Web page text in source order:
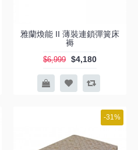
雅蘭煥能 II 薄裝連鎖彈簧床
褥
$6,999 $4,180
-31%